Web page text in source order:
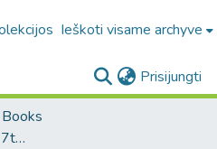
Ieškoti visame archyve
Prisijungti
Knygos, 17 a. / Books, 17th century